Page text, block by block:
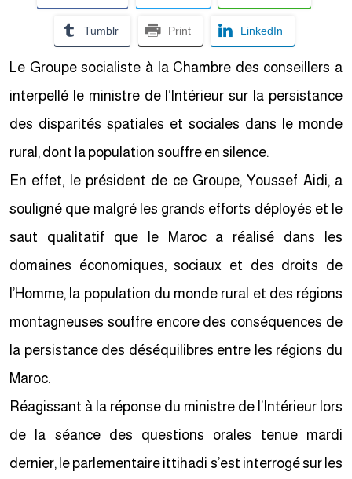
Tumblr Print LinkedIn
Le Groupe socialiste à la Chambre des conseillers a
interpellé le ministre de l’Intérieur sur la persistance
des disparités spatiales et sociales dans le monde
rural, dont la population souffre en silence.
En effet, le président de ce Groupe, Youssef Aidi, a
souligné que malgré les grands efforts déployés et le
saut qualitatif que le Maroc a réalisé dans les
domaines économiques, sociaux et des droits de
l’Homme, la population du monde rural et des régions
montagneuses souffre encore des conséquences de
la persistance des déséquilibres entre les régions du
Maroc.
Réagissant à la réponse du ministre de l’Intérieur lors
de la séance des questions orales tenue mardi
dernier, le parlementaire ittihadi s’est interrogé sur les